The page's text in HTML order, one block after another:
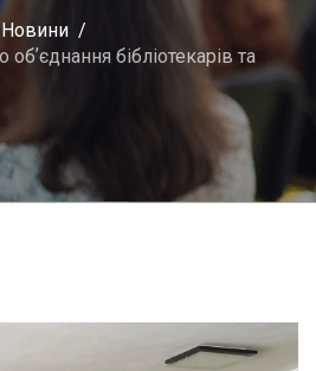
Новини
бібліотекарів та